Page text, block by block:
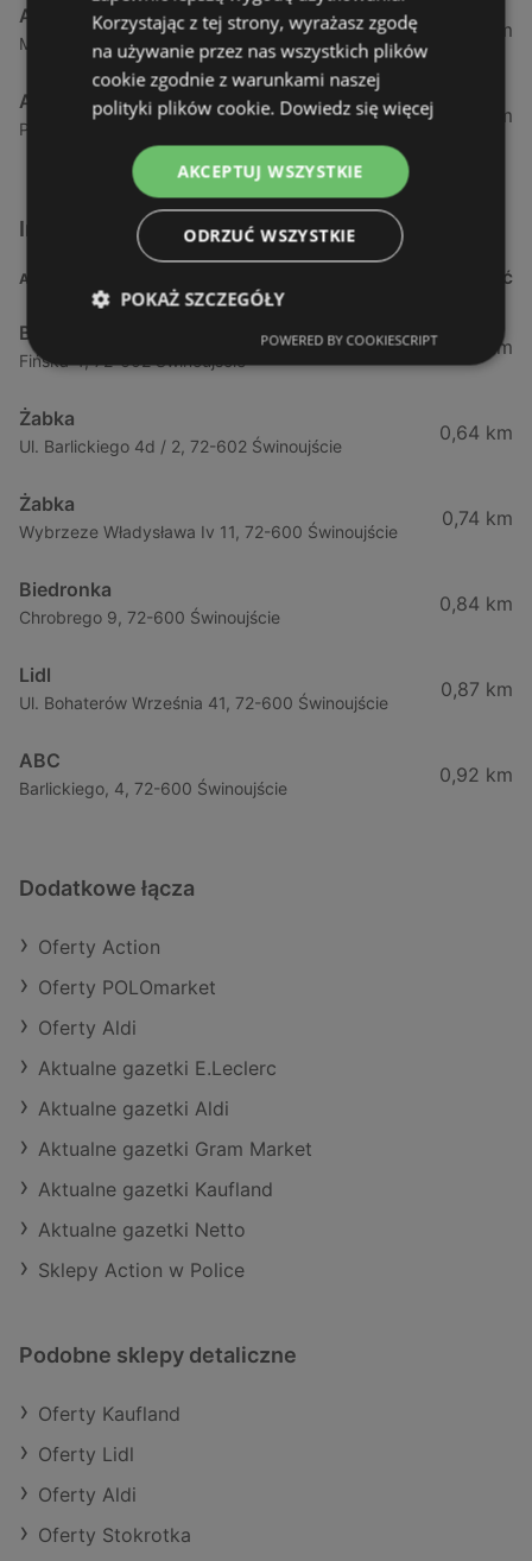
Action
Mieszka, I63, 70-011 Szczecin
57,43 km
Action
Południowa 18, 71-001 Szczecin
58,59 km
Inne sklepy Supermarkety w pobliżu
ADRES ODLEGŁOŚĆ
Biedronka
Fińska 4, 72-602 Świnoujście
0,23 km
Żabka
Ul. Barlickiego 4d / 2, 72-602 Świnoujście
0,64 km
Żabka
Wybrzeze Władysława Iv 11, 72-600 Świnoujście
0,74 km
Biedronka
Chrobrego 9, 72-600 Świnoujście
0,84 km
Lidl
Ul. Bohaterów Września 41, 72-600 Świnoujście
0,87 km
ABC
Barlickiego, 4, 72-600 Świnoujście
0,92 km
Dodatkowe łącza
Oferty Action
Oferty POLOmarket
Oferty Aldi
Aktualne gazetki E.Leclerc
Aktualne gazetki Aldi
Aktualne gazetki Gram Market
Aktualne gazetki Kaufland
Aktualne gazetki Netto
Sklepy Action w Police
Podobne sklepy detaliczne
Oferty Kaufland
Oferty Lidl
Oferty Aldi
Oferty Stokrotka
Korzystając z tej strony, wyrażasz zgodę
na używanie przez nas wszystkich plików
cookie zgodnie z warunkami naszej
polityki plików cookie. Dowiedz się więcej
AKCEPTUJ WSZYSTKIE
ODRZUĆ WSZYSTKIE
POKAŻ SZCZEGÓŁY
POWERED BY COOKIESCRIPT